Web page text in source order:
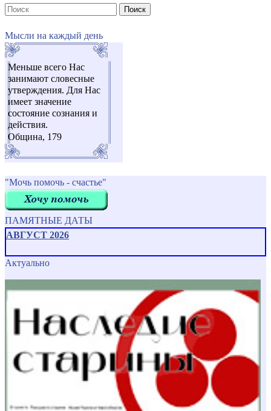
Поиск
Мысли на каждый день
Меньше всего Нас
занимают словесные
утверждения. Для Нас
имеет значение
состояние сознания и
действия.
Община, 179
"Мочь помочь - счастье"
ПАМЯТНЫЕ ДАТЫ
АВГУСТ 2026
Актуально